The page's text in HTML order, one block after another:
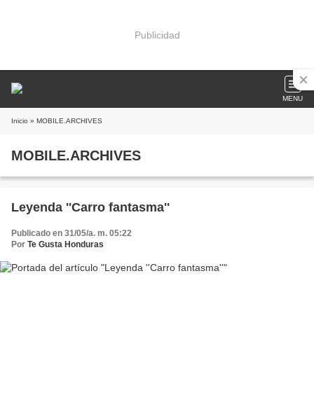
Publicidad
MENU
Inicio » MOBILE.ARCHIVES
MOBILE.ARCHIVES
Leyenda ''Carro fantasma''
Publicado en 31/05/a. m. 05:22
Por Te Gusta Honduras